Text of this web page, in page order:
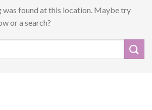
was found at this location. Maybe try
or a search?